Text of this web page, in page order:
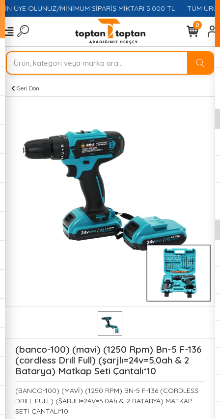
ÜYE OLUNUZ/MİNİMUM SİPARİŞ MİKTARI 5.000 TL TÜM
0
Geri Dön
(banco-100) (mavi) (1250 Rpm) Bn-5 F-136
(cordless Drıll Full) (şarjlı=24v=5.0ah & 2
Batarya) Matkap Seti Çantalı*10
(BANCO-100) (MAVİ) (1250 RPM) BN-5 F-136 (CORDLESS
DRILL FULL) (ŞARJLI=24V=5.0Ah & 2 BATARYA) MATKAP
SETİ ÇANTALI*10